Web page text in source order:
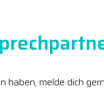
haben, melde dich